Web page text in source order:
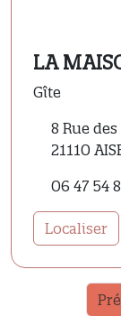
LA
Gîte
8 Rue
21110
06 47 54
Localiser